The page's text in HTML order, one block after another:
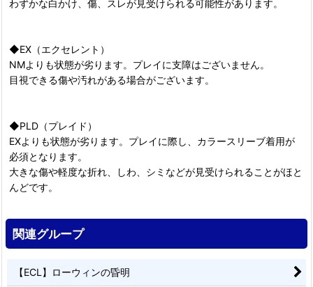
わずかな白かけ、傷、スレが見受けられる可能性があります。
◆EX（エクセレント）
NMよりも状態が劣ります。プレイに支障はございません。
目視できる傷や汚れがある場合がございます。
◆PLD（プレイド）
EXよりも状態が劣ります。プレイに際し、カラースリーブ着用が
必須となります。
大きな傷や軽度な折れ、しわ、シミなどが見受けられることがほと
んどです。
関連グループ
【ECL】ローウィンの昏明